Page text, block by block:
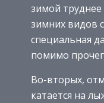
зимой
зимних видов
специальная
помимо
Во-вторых,
катается на